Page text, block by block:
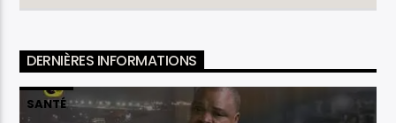
DERNIÈRES INFORMATIONS
SANTÉ